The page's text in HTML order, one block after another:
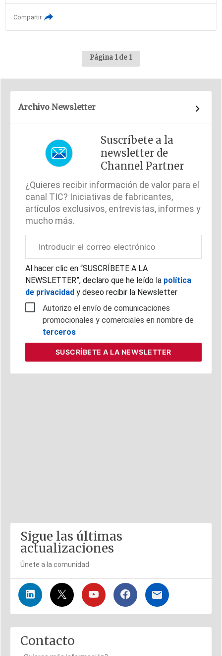
Compartir
Página 1 de 1
Archivo Newsletter
Suscríbete a la
newsletter de
Channel Partner
¿Quieres recibir información de valor para el
canal TIC? Iniciativas de fabricantes,
artículos exclusivos, entrevistas, informes y
mucho más.
electrónico
corporativo
Al hacer clic en “SUSCRÍBETE A LA
NEWSLETTER”, declaro que he leído lapolítica
de privacidad y deseo recibir la Newsletter
Autorizo el envío de comunicaciones
promocionales y comerciales en nombre de
terceros
SUSCRÍBETEA LA NEWSLETTER
Sigue las últimas
actualizaciones
Únete a la comunidad
Contacto